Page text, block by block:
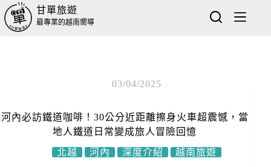
甘單旅遊
最專業的越南嚮導
03/04/2025
河內必訪鐵道咖啡！30公分近距離擦身火車超震憾，當
地人鐵道日常變成旅人冒險回憶
北越
河內 深度介紹 越南旅遊